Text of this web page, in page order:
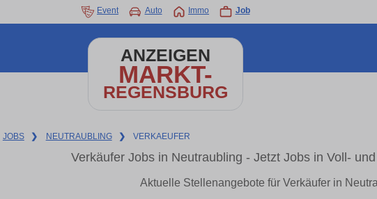
Event Auto Immo Job
ANZEIGEN
MARKT-
REGENSBURG
JOBS ❯ NEUTRAUBLING ❯ VERKAEUFER
Verkäufer Jobs in Neutraubling - Jetzt Jobs in Voll-
Aktuelle Stellenangebote für Verkäufer in